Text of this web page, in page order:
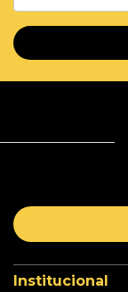
Institucional